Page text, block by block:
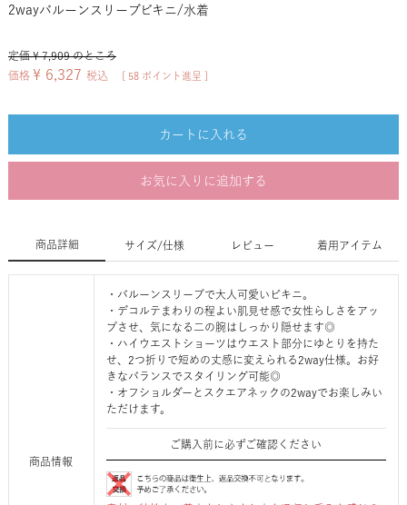
2wayバルーンスリーブビキニ/水着
定価 ¥ 7,909 のところ
価格 ¥ 6,327 税込 58 ポイント進呈 ]
カートに入れる
お気に入りに追加する
商品詳細 サイズ/仕様 レビュー 着用アイテム
商品情報
・バルーンスリーブで大人可愛いビキニ。
・デコルテまわりの程よい肌見せ感で女性らしさをアッ
プさせ、気になる二の腕はしっかり隠せます◎
・ハイウエストショーツはウエスト部分にゆとりを持た
せ、2つ折りで短めの丈感に変えられる2way仕様。お好
きなバランスでスタイリング可能◎
・オフショルダーとスクエアネックの2wayでお楽しみい
ただけます。
ご購入前に必ずご確認ください